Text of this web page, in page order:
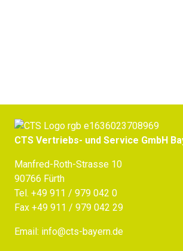
CTS Vertriebs- und Service GmbH
Manfred-Roth-Strasse 10
90766 Fürth
Tel. +49 911 / 979 042 0
Fax +49 911 / 979 042 29
Email: info@cts-bayern.de